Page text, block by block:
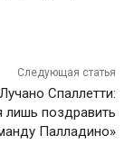
Следующая статья
Лучано Спаллетти:
лишь поздравить
Палладино»